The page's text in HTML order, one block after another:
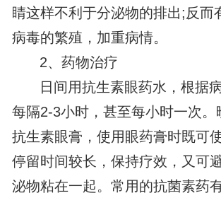
睛这样不利于分泌物的排出;反而
病毒的繁殖，加重病情。
2、药物治疗
日间用抗生素眼药水，根据
每隔2-3小时，甚至每小时一次。
抗生素眼膏，使用眼药膏时既可
停留时间较长，保持疗效，又可
泌物粘在一起。常用的抗菌素药